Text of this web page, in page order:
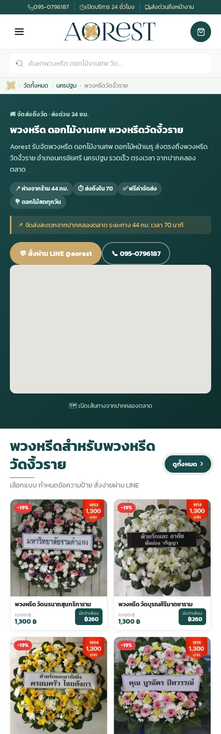
ดอกไม้หน้าศพ
ดอกไม้จัดงานศพ
จัดดอกไม้หน้าศพ
ดอกไม้หน้าหีบ
ดอกไม้งานศพ กรุงเทพ
ดอกไม้งานศพ ปากคลองตลาด
ร้านดอกไม้งานศพ ใกล้ฉัน
ดอกไม้งานศพ ราคาถูก
จัดดอกไม้งานศพ ราคา
ดอกไม้งานศพ ส่งฟรี
ดอกไม้งานศพ ออนไลน์
พวงดอกไม้งานศพ
tpdecorate ปูพื้น
พวงหรีด กรุงเทพ
พวงหรีดราคา
สั่งพวงหรีด
ร้านพวงหรีด
พวงหรีดดอกไม้สด ราคาถูก
สั่งพวงหรีด ออนไลน์
ส่งพวงหรีด ด่วน กรุงเทพ
ร้านพวงหรีด กรุงเทพ ส่งฟรี
พวงหรีด ปากคลองตลาด ราคา
พวงหรีด ส่งด่วน วันนี้
มรุ
น้าเมรุ
มรุสีขาว
ไม้หน้าเมรุ
ระดับเมรุ
มรุ ออนไลน์
มรุ ส่งด่วน
น้าเมรุ กรุงเทพ
ไม้งานแต่ง
ไม้งานแต่ง ราคา
ไม้งานแต่ง ราคาถูก
ไม้งานแต่ง กรุงเทพ
พวงหรีดพัดลม
พวงหรีดพัดลม ราคา
พวงหรีดพัดลม ราคาถูก
พวงหรีดพัดลม กรุงเทพ
พวงหรีดพัดลม แบบสวยๆ
รับจัดงานศพ
รับจัดงานศพ ราคา
รับจัดงานศพ ครบวงจร
รับจัดงานศพ กรุงเทพ
095-0796187 เปิดบริการ 24 ชั่วโมง ส่งด่วนถึงหน้างาน
วัดทั้งหมด นครปฐม พวงหรีดวัดงิ้วราย
🚚 จัดส่งถึงวัด · ส่งด่วน 24 ชม.
พวงหรีด ดอกไม้งานศพ พวงหรีดวัดงิ้วราย
Aorest รับจัดพวงหรีด ดอกไม้งานศพ ดอกไม้หน้าเมรุ ส่งตรงถึงพวงหรีด
วัดงิ้วราย อำเภอนครชัยศรี นครปฐม รวดเร็ว ตรงเวลา จากปากคลอง
ตลาด
📍 ห่างจากร้าน 44 กม. ⏱ ส่งถึงใน 70
✅ ฟรีค่าจัดส่ง
💐 ดอกไม้สดทุกวัน
📌 จัดส่งสะดวกจากปากคลองตลาด ระยะทาง 44 กม. เวลา 70 นาที
💬 สั่งผ่าน LINE @aorest 📞 095-0796187
🗺 เปิดเส้นทางจากปากคลองตลาด
พวงหรีดสำหรับพวงหรีด
วัดงิ้วราย
เลือกแบบ กำหนดข้อความป้าย สั่งง่ายผ่าน LINE
ดูทั้งหมด
-19%
พวงหรีด วัดนรนาถสุนทริการาม
1,600฿
1,300฿
มัดจำเพียง
฿260
-19%
พวงหรีด วัดบุรณศิริมาตยาราม
1,600฿
1,300฿
มัดจำเพียง
฿260
-19% -19%